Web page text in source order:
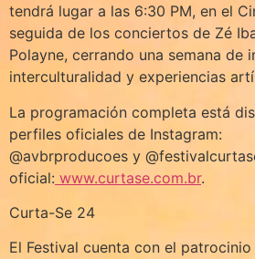
tendrá lugar a las 6:30 PM, en el
seguida de los conciertos de Zé
Polayne, cerrando una semana de
interculturalidad y experiencias
La programación completa está
perfiles oficiales de Instagram:
@avbrproducoes y
oficial: www.curtase.com.br.
Curta-Se 24
El Festival cuenta con el